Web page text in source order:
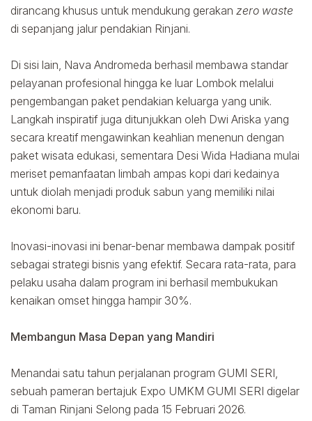
dirancang khusus untuk mendukung gerakan zero waste
di sepanjang jalur pendakian Rinjani.
Di sisi lain, Nava Andromeda berhasil membawa standar
pelayanan profesional hingga ke luar Lombok melalui
pengembangan paket pendakian keluarga yang unik.
Langkah inspiratif juga ditunjukkan oleh Dwi Ariska yang
secara kreatif mengawinkan keahlian menenun dengan
paket wisata edukasi, sementara Desi Wida Hadiana mulai
meriset pemanfaatan limbah ampas kopi dari kedainya
untuk diolah menjadi produk sabun yang memiliki nilai
ekonomi baru.
Inovasi-inovasi ini benar-benar membawa dampak positif
sebagai strategi bisnis yang efektif. Secara rata-rata, para
pelaku usaha dalam program ini berhasil membukukan
kenaikan omset hingga hampir 30%.
Membangun Masa Depan yang Mandiri
Menandai satu tahun perjalanan program GUMI SERI,
sebuah pameran bertajuk Expo UMKM GUMI SERI digelar
di Taman Rinjani Selong pada 15 Februari 2026.